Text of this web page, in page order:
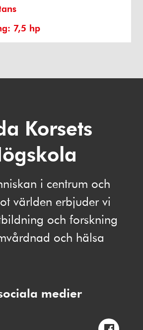
7,5 hp
Korsets
i centrum och
världen erbjuder vi
och forskning
och hälsa
medier